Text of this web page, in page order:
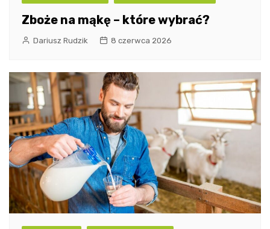
Zboże na mąkę – które wybrać?
Dariusz Rudzik 8 czerwca 2026